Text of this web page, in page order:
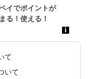
て
いて